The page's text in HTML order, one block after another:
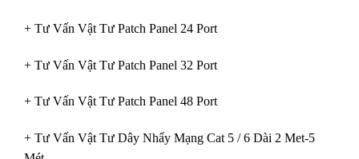
+ Tư Vấn Vật Tư Patch Panel 24 Port
+ Tư Vấn Vật Tư Patch Panel 32 Port
+ Tư Vấn Vật Tư Patch Panel 48 Port
+ Tư Vấn Vật Tư Dây Nhẩy Mạng Cat 5 / 6 Dài 2 Met-5